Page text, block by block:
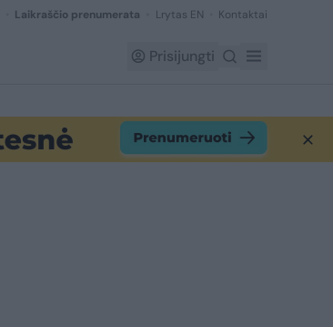
Laikraščio prenumerata Lrytas EN Kontaktai
Prisijungti